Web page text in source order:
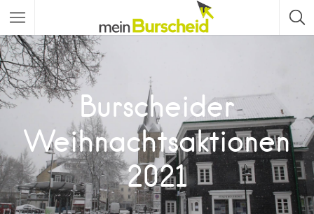
Burscheider
Weihnachtsaktionen
2021